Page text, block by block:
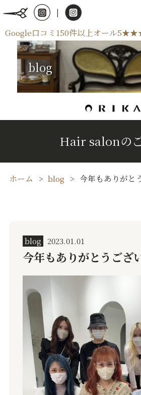
|
Google口コミ150件以上オール
blog
Hair salonの
ホーム blog 今年もありがと
blog 2023.01.01
今年もありがとうござ